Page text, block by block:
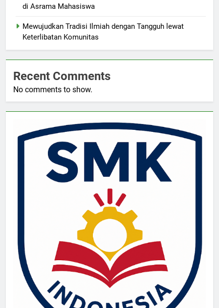
di Asrama Mahasiswa
Mewujudkan Tradisi Ilmiah dengan Tangguh lewat
Keterlibatan Komunitas
Recent Comments
No comments to show.